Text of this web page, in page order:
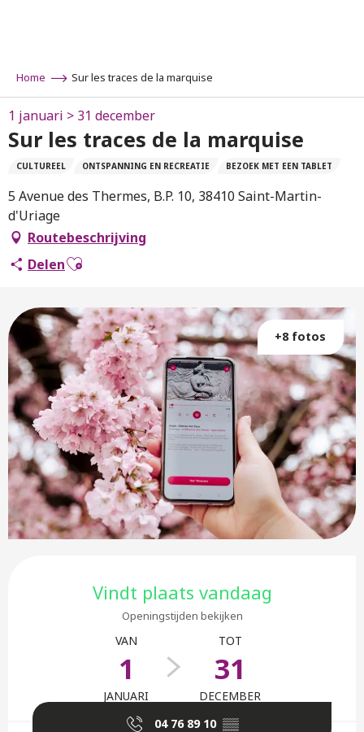
Home Sur les traces de la marquise
1 januari > 31 december
Sur les traces de la marquise
CULTUREEL ONTSPANNING EN RECREATIE BEZOEK MET EEN TABLET
5 Avenue des Thermes, B.P. 10, 38410 Saint-Martin-
d'Uriage
Routebeschrijving
DelenAjouter aux favoris
+8 fotos
Vindt plaats vandaag
Openingstijden bekijken
VAN
1
JANUARI
TOT
31
DECEMBER
04 76 89 10 ▒▒